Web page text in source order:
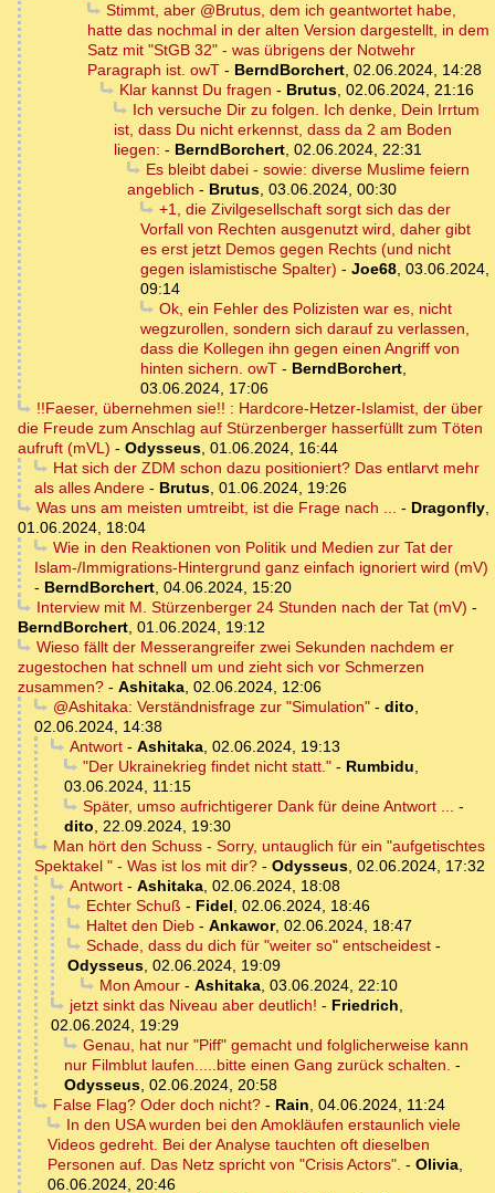
Stimmt, aber @Brutus, dem ich geantwortet habe,
hatte das nochmal in der alten Version dargestellt, in dem
Satz mit "StGB 32" - was übrigens der Notwehr
Paragraph ist. owT - BerndBorchert, 02.06.2024, 14:28
Klar kannst Du fragen - Brutus, 02.06.2024, 21:16
Ich versuche Dir zu folgen. Ich denke, Dein Irrtum
ist, dass Du nicht erkennst, dass da 2 am Boden
liegen: - BerndBorchert, 02.06.2024, 22:31
Es bleibt dabei - sowie: diverse Muslime feiern
angeblich - Brutus, 03.06.2024, 00:30
+1, die Zivilgesellschaft sorgt sich das der
Vorfall von Rechten ausgenutzt wird, daher gibt
es erst jetzt Demos gegen Rechts (und nicht
gegen islamistische Spalter) - Joe68, 03.06.2024,
09:14
Ok, ein Fehler des Polizisten war es, nicht
wegzurollen, sondern sich darauf zu verlassen,
dass die Kollegen ihn gegen einen Angriff von
hinten sichern. owT - BerndBorchert,
03.06.2024, 17:06
!!Faeser, übernehmen sie!! : Hardcore-Hetzer-Islamist, der über
die Freude zum Anschlag auf Stürzenberger hasserfüllt zum Töten
aufruft (mVL) - Odysseus, 01.06.2024, 16:44
Hat sich der ZDM schon dazu positioniert? Das entlarvt mehr
als alles Andere - Brutus, 01.06.2024, 19:26
Was uns am meisten umtreibt, ist die Frage nach ... - Dragonfly,
01.06.2024, 18:04
Wie in den Reaktionen von Politik und Medien zur Tat der
Islam-/Immigrations-Hintergrund ganz einfach ignoriert wird (mV)
- BerndBorchert, 04.06.2024, 15:20
Interview mit M. Stürzenberger 24 Stunden nach der Tat (mV) -
BerndBorchert, 01.06.2024, 19:12
Wieso fällt der Messerangreifer zwei Sekunden nachdem er
zugestochen hat schnell um und zieht sich vor Schmerzen
zusammen? - Ashitaka, 02.06.2024, 12:06
@Ashitaka: Verständnisfrage zur "Simulation"- dito,
02.06.2024, 14:38
Antwort- Ashitaka, 02.06.2024, 19:13
"Der Ukrainekrieg findet nicht statt."- Rumbidu,
03.06.2024, 11:15
Später, umso aufrichtigerer Dank für deine Antwort ... -
dito, 22.09.2024, 19:30
Man hört den Schuss - Sorry, untauglich für ein "aufgetischtes
Spektakel " - Was ist los mit dir? - Odysseus, 02.06.2024, 17:32
Antwort- Ashitaka, 02.06.2024, 18:08
Echter Schuß - Fidel, 02.06.2024, 18:46
Haltet den Dieb- Ankawor, 02.06.2024, 18:47
Schade, dass du dich für "weiter so" entscheidest-
Odysseus, 02.06.2024, 19:09
Mon Amour- Ashitaka, 03.06.2024, 22:10
jetzt sinkt das Niveau aber deutlich! - Friedrich,
02.06.2024, 19:29
Genau, hat nur "Piff" gemacht und folglicherweise kann
nur Filmblut laufen.....bitte einen Gang zurück schalten. -
Odysseus, 02.06.2024, 20:58
False Flag? Oder doch nicht?- Rain, 04.06.2024, 11:24
In den USA wurden bei den Amokläufen erstaunlich viele
Videos gedreht. Bei der Analyse tauchten oft dieselben
Personen auf. Das Netz spricht von "Crisis Actors". - Olivia,
06.06.2024, 20:46